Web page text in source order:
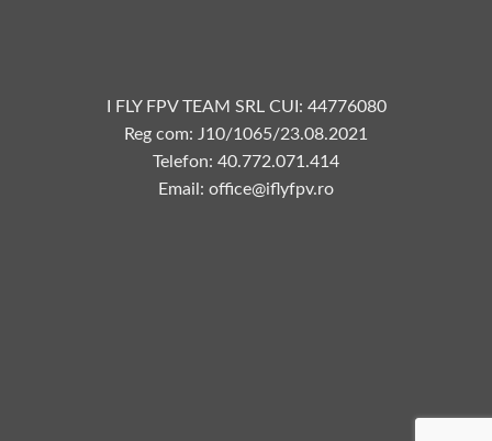
I FLY FPV TEAM SRL CUI: 44776080
Reg com: J10/1065/23.08.2021
Telefon: 40.772.071.414
Email: office@iflyfpv.ro